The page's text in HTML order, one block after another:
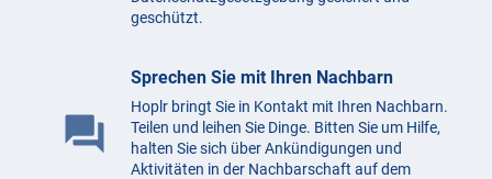
geschützt.
question_answer
Sprechen Sie mit Ihren Nachbarn
Hoplr bringt Sie in Kontakt mit Ihren Nachbarn.
Teilen und leihen Sie Dinge. Bitten Sie um Hilfe,
halten Sie sich über Ankündigungen und
Aktivitäten in der Nachbarschaft auf dem